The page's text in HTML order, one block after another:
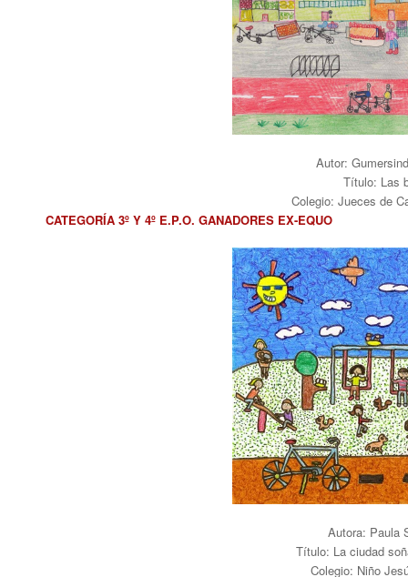
Autor:
Título: Las
Colegio: Jueces de
CATEGORÍA 3º Y 4º E.P.O. GANADORES EX-EQUO
Autora: Paula
Título: La ciudad
Colegio: Niño